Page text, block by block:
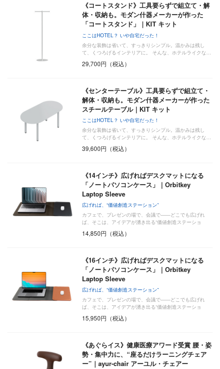
《コートスタンド》工具要らずで組立て・解
体・収納も。モダン什器メーカーが作った
「コートスタンド」｜KIT キット
ここはHOTEL？ いや自宅だった！
余分な装飾は省いて、すっきりシンプル。温かみは残し
て、くつろげるインテリアに。 そんな、ホテルライクな…
29,700円（税込）
《センターテーブル》工具要らずで組立て・
解体・収納も。モダン什器メーカーが作った
スチールテーブル｜KIT キット
ここはHOTEL？ いや自宅だった！
余分な装飾は省いて、すっきりシンプル。温かみは残し
て、くつろげるインテリアに。 そんな、ホテルライクな…
39,600円（税込）
《14インチ》広げればデスクマットになる
「ノートパソコンケース」｜Orbitkey
Laptop Sleeve
広げれば、“価値創造ステーション”
カフェで、プレゼンの場で、会議で――どこでも広げれ
ば、そこは、アイデアが湧き出る“価値創造ステーショ
14,850円（税込）
《16インチ》広げればデスクマットになる
「ノートパソコンケース」｜Orbitkey
Laptop Sleeve
広げれば、“価値創造ステーション”
カフェで、プレゼンの場で、会議で――どこでも広げれ
ば、そこは、アイデアが湧き出る“価値創造ステーショ
15,950円（税込）
《あぐらイス》健康医療アワード受賞 腰・姿
勢・集中力に、“座るだけラーニングチェア
ー”｜ayur-chair アーユル・チェアー